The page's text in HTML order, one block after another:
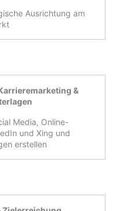
Ausrichtung am
&
Media, Online-
und Xing und
erstellen